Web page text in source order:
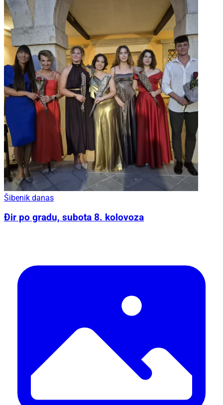
Šibenik danas
Đir po gradu, subota 8. kolovoza